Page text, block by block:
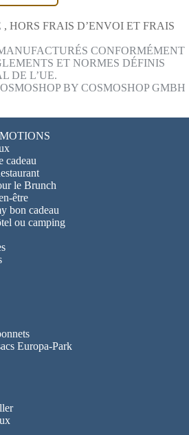
, HORS FRAIS D’ENVOI ET FRAIS
CONFORMÉMENT
ET NORMES DÉFINIS
DE L’UE.
BY COSMOSHOP GMBH
cadeau
le Brunch
être
bon cadeau
ou camping
Europa-Park